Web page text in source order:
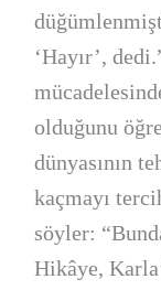
‘Hayır’,
olduğunu
dünyasının
kaçmayı
söyler:
Hikâye,